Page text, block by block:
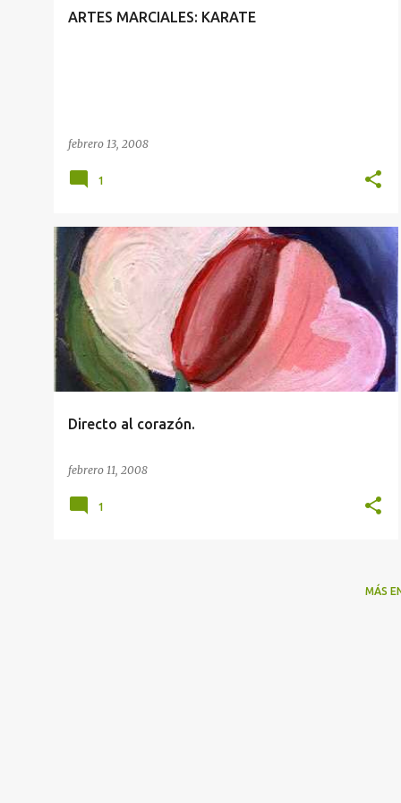
ARTES MARCIALES: KARATE
febrero 13, 2008
1
Directo al corazón.
febrero 11, 2008
14 DE FEBRERO PROBLEMAS DE CORAZON +
SEGURIDAD TOTAL
1
MÁS